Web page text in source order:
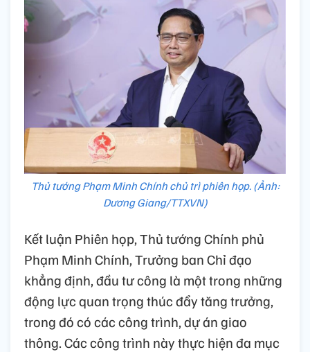
Thủ tướng Phạm Minh Chính chủ trì phiên họp. (Ảnh:
Dương Giang/TTXVN)
Kết luận Phiên họp, Thủ tướng Chính phủ
Phạm Minh Chính, Trưởng ban Chỉ đạo
khẳng định, đầu tư công là một trong những
động lực quan trọng thúc đẩy tăng trưởng,
trong đó có các công trình, dự án giao
thông. Các công trình này thực hiện đa mục